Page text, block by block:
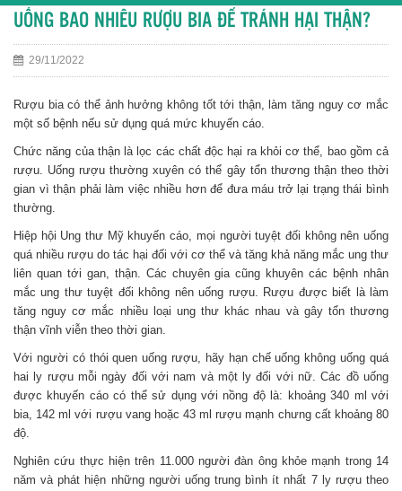
UỐNG BAO NHIÊU RƯỢU BIA ĐỂ TRÁNH HẠI THẬN?
29/11/2022
Rượu bia có thể ảnh hưởng không tốt tới thận, làm tăng nguy cơ mắc
một số bệnh nếu sử dụng quá mức khuyến cáo.
Chức năng của thận là lọc các chất độc hại ra khỏi cơ thể, bao gồm cả
rượu. Uống rượu thường xuyên có thể gây tổn thương thận theo thời
gian vì thận phải làm việc nhiều hơn để đưa máu trở lại trạng thái bình
thường.
Hiệp hội Ung thư Mỹ khuyến cáo, mọi người tuyệt đối không nên uống
quá nhiều rượu do tác hại đối với cơ thể và tăng khả năng mắc ung thư
liên quan tới gan, thận. Các chuyên gia cũng khuyên các bệnh nhân
mắc ung thư tuyệt đối không nên uống rượu. Rượu được biết là làm
tăng nguy cơ mắc nhiều loại ung thư khác nhau và gây tổn thương
thận vĩnh viễn theo thời gian.
Với người có thói quen uống rượu, hãy hạn chế uống không uống quá
hai ly rượu mỗi ngày đối với nam và một ly đối với nữ. Các đồ uống
được khuyến cáo có thể sử dụng với nồng độ là: khoảng 340 ml với
bia, 142 ml với rượu vang hoặc 43 ml rượu mạnh chưng cất khoảng 80
độ.
Nghiên cứu thực hiện trên 11.000 người đàn ông khỏe mạnh trong 14
năm và phát hiện những người uống trung bình ít nhất 7 ly rượu theo